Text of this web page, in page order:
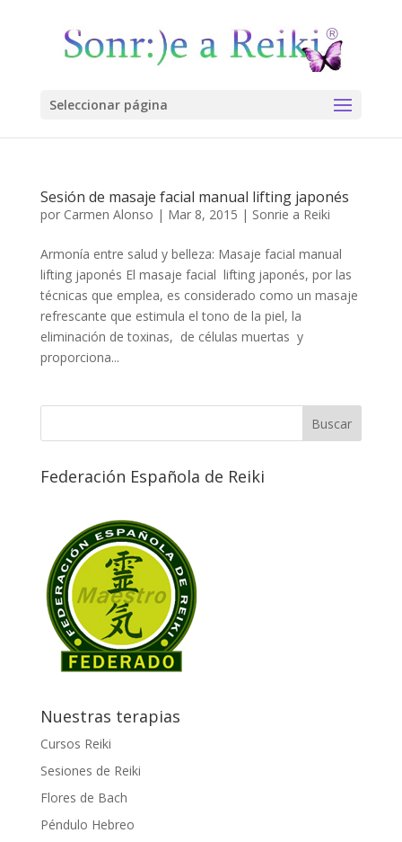
Seleccionar página
Sesión de masaje facial manual lifting japonés
por Carmen Alonso | Mar 8, 2015 | Sonrie a Reiki
Armonía entre salud y belleza: Masaje facial manual
lifting japonés El masaje facial lifting japonés, por las
técnicas que emplea, es considerado como un masaje
refrescante que estimula el tono de la piel, la
eliminación de toxinas, de células muertas y
proporciona...
Federación Española de Reiki
Nuestras terapias
Cursos Reiki
Sesiones de Reiki
Flores de Bach
Péndulo Hebreo